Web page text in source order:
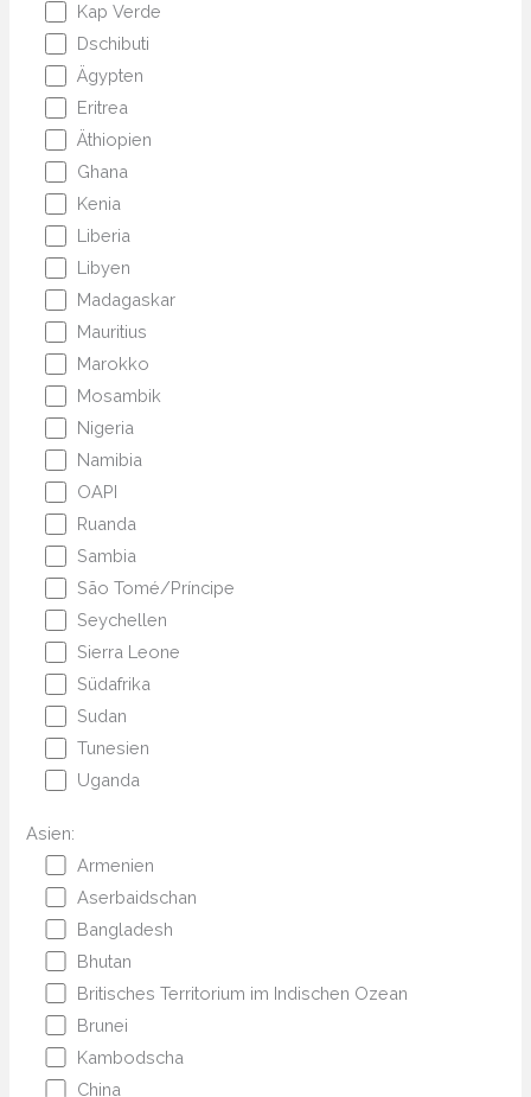
Kap Verde
Dschibuti
Ägypten
Eritrea
Äthiopien
Ghana
Kenia
Liberia
Libyen
Madagaskar
Mauritius
Marokko
Mosambik
Nigeria
Namibia
OAPI
Ruanda
Sambia
São Tomé/Príncipe
Seychellen
Sierra Leone
Südafrika
Sudan
Tunesien
Uganda
Asien:
Armenien
Aserbaidschan
Bangladesh
Bhutan
Britisches Territorium im Indischen Ozean
Brunei
Kambodscha
China